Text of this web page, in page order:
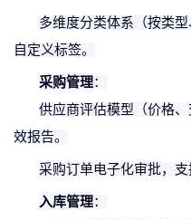
多维度分类体系（按类
自定义标签。
采购管理：
供应商评估模型（价格
效报告。
采购订单电子化审批，支
入库管理：